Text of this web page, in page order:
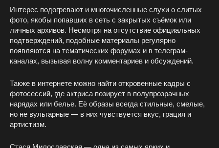
Интерес подогревают и многочисленные слухи о слитых
фото, якобы попавших в сеть с закрытых съёмок или
личных архивов. Несмотря на отсутствие официальных
подтверждений, подобные материалы регулярно
появляются на тематических форумах и в телеграм-
каналах, вызывая волну комментариев и обсуждений.
Также в интернете можно найти откровенные кадры с
фотосессий, где актриса позирует в полупрозрачных
нарядах или белье. Её образы всегда стильные, смелые,
но не вульгарные — в них чувствуется вкус, грация и
артистизм.